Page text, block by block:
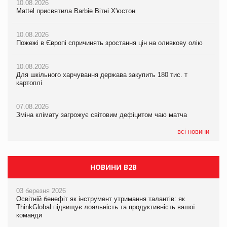
10.08.2026
Mattel присвятила Barbie Вітні Х'юстон
10.08.2026
Пожежі в Європі спричинять зростання цін на оливкову олію
10.08.2026
Для шкільного харчування держава закупить 180 тис. т
картоплі
07.08.2026
Зміна клімату загрожує світовим дефіцитом чаю матча
всі новини
10.08.2026
Mattel присвятила Barbie Вітні Х'юстон
10.08.2026
Пожежі в Європі спричинять зростання цін на оливкову олію
10.08.2026
Для шкільного харчування держава закупить 180 тис. т
картоплі
07.08.2026
Зміна клімату загрожує світовим дефіцитом чаю матча
Пожежі в Європі спричинять зростання цін на оливкову олію
Зміна клімату загрожує світовим дефіцитом чаю матча
Криза у Китаї може спричинити великі потрясіння для світової
економіки
Kraft Heinz скоротила збиток у першому півріччі
НОВИНИ B2B
03 березня 2026
Освітній бенефіт як інструмент утримання талантів: як
ThinkGlobal підвищує лояльність та продуктивність вашої
команди